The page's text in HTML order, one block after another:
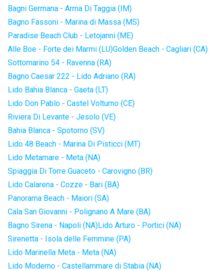
Bagni Germana - Arma Di Taggia (IM)
Bagno Fassoni - Marina di Massa (MS)
Paradise Beach Club - Letojanni (ME)
Alle Boe - Forte dei Marmi (LU)Golden Beach - Cagliari (CA)
Sottomarino 54 - Ravenna (RA)
Bagno Caesar 222 - Lido Adriano (RA)
Lido Bahia Blanca - Gaeta (LT)
Lido Don Pablo - Castel Volturno (CE)
Riviera Di Levante - Jesolo (VE)
Bahia Blanca - Spotorno (SV)
Lido 48 Beach - Marina Di Pisticci (MT)
Lido Metamare - Meta (NA)
Spiaggia Di Torre Guaceto - Carovigno (BR)
Lido Calarena - Cozze - Bari (BA)
Panorama Beach - Maiori (SA)
Cala San Giovanni - Polignano A Mare (BA)
Bagno Sirena - Napoli (NA)Lido Arturo - Portici (NA)
Sirenetta - Isola delle Femmine (PA)
Lido Marinella Meta - Meta (NA)
Lido Moderno - Castellammare di Stabia (NA)